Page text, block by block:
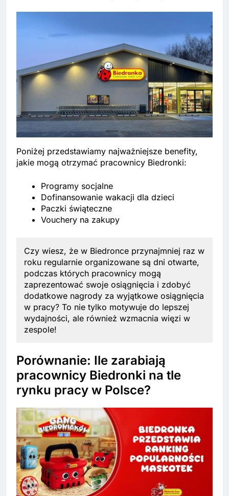
Poniżej przedstawiamy najważniejsze benefity,
jakie mogą otrzymać pracownicy Biedronki:
Programy socjalne
Dofinansowanie wakacji dla dzieci
Paczki świąteczne
Vouchery na zakupy
Czy wiesz, że w Biedronce przynajmniej raz w
roku regularnie organizowane są dni otwarte,
podczas których pracownicy mogą
zaprezentować swoje osiągnięcia i zdobyć
dodatkowe nagrody za wyjątkowe osiągnięcia
w pracy? To nie tylko motywuje do lepszej
wydajności, ale również wzmacnia więzi w
zespole!
Porównanie: Ile zarabiają
pracownicy Biedronki na tle
rynku pracy w Polsce?